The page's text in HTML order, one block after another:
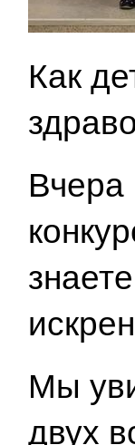
Как
Вчера
Мы
двух